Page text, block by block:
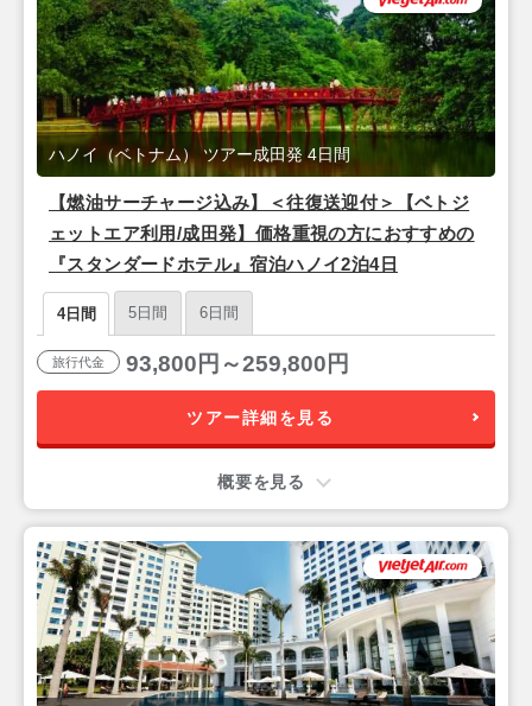
【燃油サーチャージ込み】＜往復送迎付＞【ベトジ
ェットエア利用/成田発】価格重視の方におすすめの
『スタンダードホテル』宿泊ハノイ2泊4日
ハノイ（ベトナム） ツアー成田発 4日間
4日間 5日間 6日間
旅行代金 93,800円～259,800円
ツアー詳細を見る
概要を見る